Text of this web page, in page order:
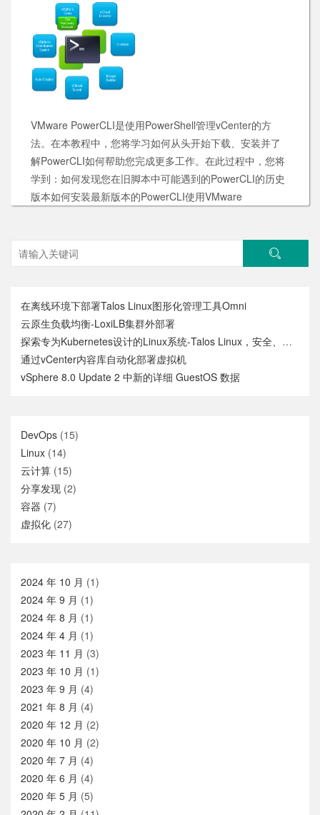
VMware PowerCLI是使用PowerShell管理vCenter的方
法。在本教程中，您将学习如何从头开始下载、安装并了
解PowerCLI如何帮助您完成更多工作。在此过程中，您将
学到：如何发现您在旧脚本中可能遇到的PowerCLI的历史
版本如何安装最新版本的PowerCLI使用VMware
在离线环境下部署Talos Linux图形化管理工具Omni
云原生负载均衡-LoxiLB集群外部署
探索专为Kubernetes设计的Linux系统-Talos Linux，安全、不可变和极简
通过vCenter内容库自动化部署虚拟机
vSphere 8.0 Update 2 中新的详细 GuestOS 数据
DevOps (15)
Linux (14)
云计算 (15)
分享发现 (2)
容器 (7)
虚拟化 (27)
2024 年 10 月 (1)
2024 年 9 月 (1)
2024 年 8 月 (1)
2024 年 4 月 (1)
2023 年 11 月 (3)
2023 年 10 月 (1)
2023 年 9 月 (4)
2021 年 8 月 (4)
2020 年 12 月 (2)
2020 年 10 月 (2)
2020 年 7 月 (4)
2020 年 6 月 (4)
2020 年 5 月 (5)